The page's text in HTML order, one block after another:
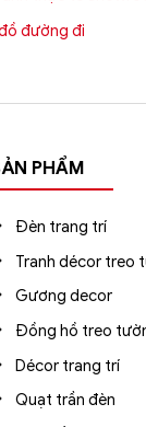
Tp.HCM.
hàng có giá trị
Quý khách
đường đi
PHẨM
Đèn trang trí
Tranh décor treo
Gương decor
Đồng hồ treo
Décor trang trí
Quạt trần đèn